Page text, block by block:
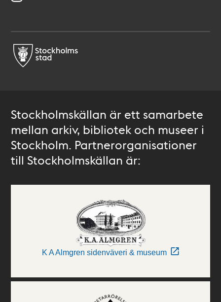
Stockholmskällan är ett samarbete
mellan arkiv, bibliotek och museer i
Stockholm. Partnerorganisationer
till Stockholmskällan är:
K A Almgren sidenväveri & museum